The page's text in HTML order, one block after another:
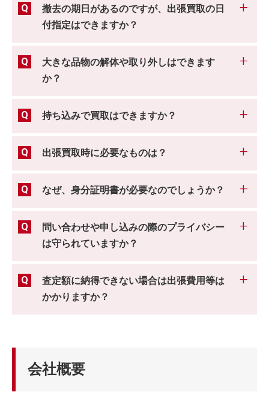
撤去の期日があるのですが、出張買取の日
付指定はできますか？
大きな品物の解体や取り外しはできます
か？
持ち込みで買取はできますか？
出張買取時に必要なものは？
なぜ、身分証明書が必要なのでしょうか？
問い合わせや申し込みの際のプライバシー
は守られていますか？
査定額に納得できない場合は出張費用等は
かかりますか？
会社概要